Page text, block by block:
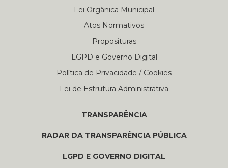
Lei Orgânica Municipal
Atos Normativos
Proposituras
LGPD e Governo Digital
Política de Privacidade / Cookies
Lei de Estrutura Administrativa
TRANSPARÊNCIA
RADAR DA TRANSPARÊNCIA PÚBLICA
LGPD E GOVERNO DIGITAL